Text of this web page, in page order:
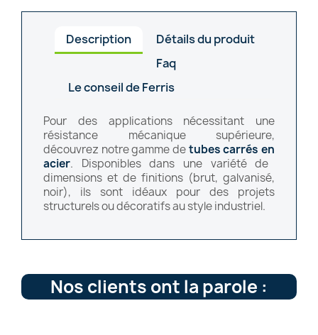
Description
Détails du produit
Faq
Le conseil de Ferris
Pour des applications nécessitant une
résistance mécanique supérieure,
découvrez notre gamme detubescarrés en
acier. Disponibles dans une variété de
dimensions et de finitions (brut, galvanisé,
noir), ils sont idéaux pour des projets
structurels ou décoratifs au style industriel.
Nos clients ont la parole :